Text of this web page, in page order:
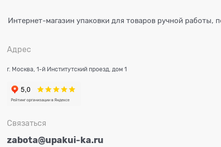
Интернет-магазин упаковки для товаров ручной работы,
Адрес
г. Москва, 1-й Институтский проезд, дом 1
Связаться
zabota@upakui-ka.ru